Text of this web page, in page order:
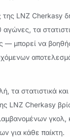
LNZ Cherkasy
αγώνες, τα
— μπορεί να
τα στατιστικά και
LNZ Cherkasy
για κάθε παίκτη.